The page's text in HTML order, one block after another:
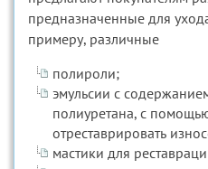
предназначенные для
примеру, различные
полироли;
эмульсии с
полиуретана, с
отреставрировать
мастики для